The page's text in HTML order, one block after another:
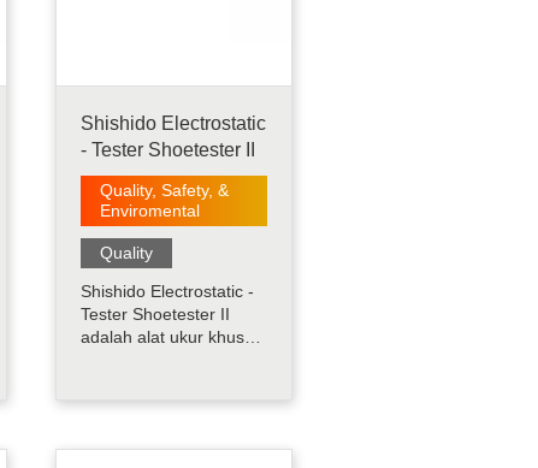
Shishido Electrostatic
- Tester Shoetester II
Quality, Safety, &
Enviromental
Quality
Shishido Electrostatic -
Tester Shoetester II
adalah alat ukur khusus
sepatu antistatik yang
menghilangkan listrik